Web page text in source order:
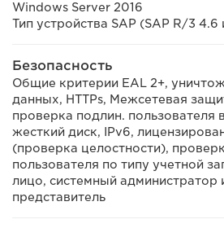
Windows Server 2016
Тип устройства SAP (SAP R/3
Безопасность
Общие критерии EAL 2+,
данных, HTTPs, Межсетевая
проверка подлин. пользователя
жесткий диск, IPv6,
(проверка целостности),
пользователя по типу учетной
лицо, системный администратор
представитель